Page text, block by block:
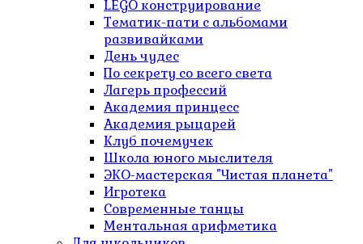
LEGO конструирование
Тематик-пати с альбомами
развивайками
День чудес
По секрету со всего света
Лагерь профессий
Академия принцесс
Академия рыцарей
Клуб почемучек
Школа юного мыслителя
ЭКО-мастерская "Чистая планета"
Игротека
Современные танцы
Ментальная арифметика